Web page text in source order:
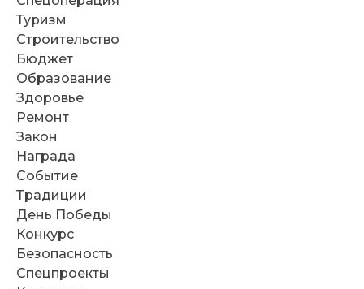
Туризм
Строительство
Бюджет
Образование
Здоровье
Ремонт
Закон
Награда
Событие
Традиции
День Победы
Конкурс
Безопасность
Спецпроекты